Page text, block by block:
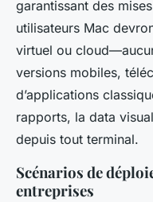
garantissant des
utilisateurs Mac
virtuel ou
versions mobiles,
d’applications
rapports, la data
depuis tout terminal.
Scénarios de
entreprises